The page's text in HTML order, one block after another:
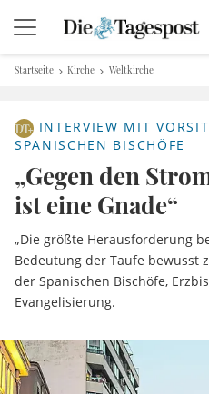
Startseite Kirche Weltkirche
INTERVIEW MIT
SPANISCHEN BISCHÖFE
„Gegen den
ist eine Gnade“
„Die größte Herausforderung
Bedeutung der Taufe bewusst
der Spanischen Bischöfe,
Evangelisierung.